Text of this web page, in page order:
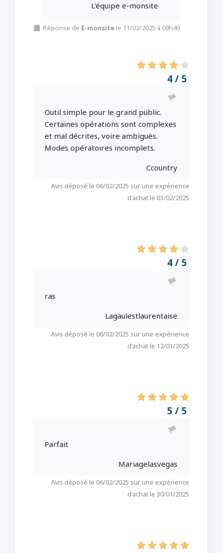
L'équipe e-monsite
Réponse de E-monsite le 11/02/2025 à 09h49
4 / 5
Outil simple pour le grand public.
Certaines opérations sont complexes
et mal décrites, voire ambiguës.
Modes opératoires incomplets.
Ccountry
Avis déposé le 06/02/2025 sur une expérience
d'achat le 03/02/2025
4 / 5
ras
Lagaulestlaurentaise
Avis déposé le 06/02/2025 sur une expérience
d'achat le 12/01/2025
5 / 5
Parfait
Mariagelasvegas
Avis déposé le 06/02/2025 sur une expérience
d'achat le 30/01/2025